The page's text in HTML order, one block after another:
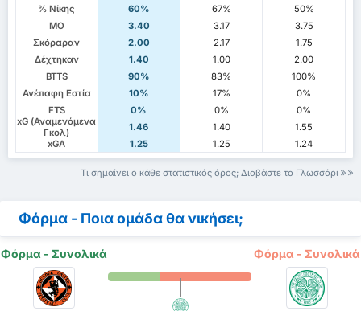
% Νίκης
60% 67%
50%
ΜΟ
3.40 3.17
3.75
Σκόραραν
2.00 2.17
1.75
Δέχτηκαν
1.40 1.00
2.00
BTTS
90% 83%
100%
Ανέπαφη Εστία
10% 17%
0%
FTS
0% 0%
0%
xG (Αναμενόμενα
Γκολ)
1.46 1.40
1.55
xGA
1.25 1.25 1.24
Τι σημαίνει ο κάθε στατιστικός όρος; Διαβάστε το Γλωσσάρι
Φόρμα - Ποια ομάδα θα νικήσει;
Φόρμα - Συνολικά Φόρμα - Συνολικά